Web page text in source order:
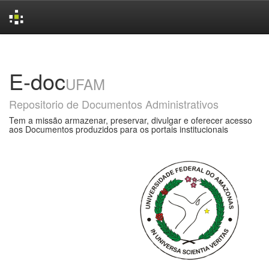
E-docUFAM
Repositorio de Documentos Administrativos
Tem a missão armazenar, preservar, divulgar e oferecer acesso
aos Documentos produzidos para os portais institucionais